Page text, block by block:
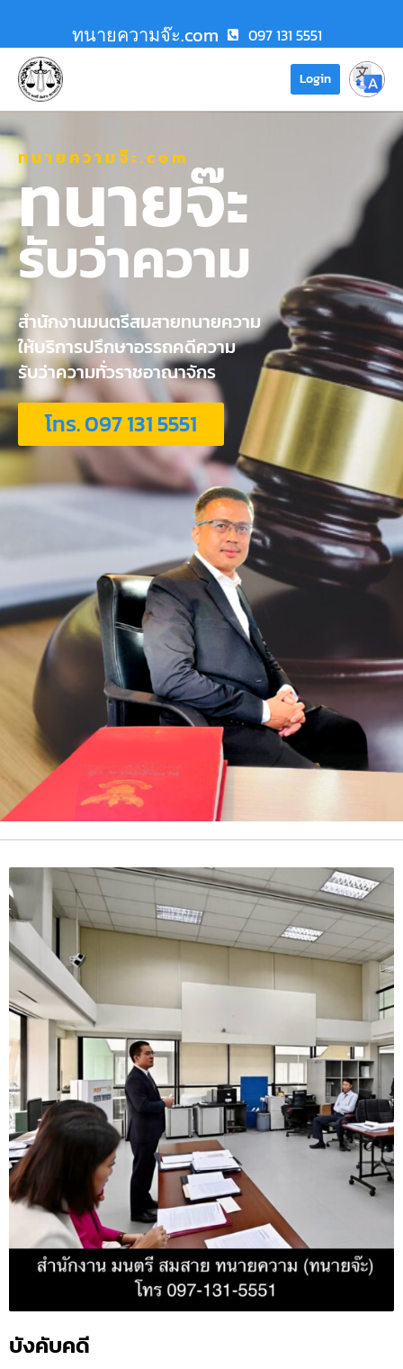
ทนายความจ๊ะ.com 097 131 5551
Login
ทนายความจ๊ะ.com
ทนายจ๊ะ
รับว่าความ
สำนักงานมนตรีสมสายทนายความ
ให้บริการปรึกษาอรรถคดีความ
รับว่าความทั่วราชอาณาจักร
โทร. 097 131 5551
บังคับคดี